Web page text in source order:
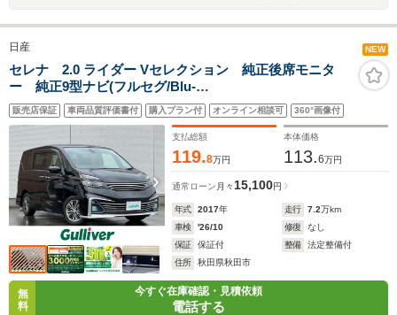
日産 NEW
セレナ 2.0 ライダー Vセレクション 純正後席モニタ
ー 純正9型ナビ(フルセグ/Blu-
ray/DVD/Bluetooth/AM/FM/USB/AUX)衝突軽減 両側ハ
ンズフリー電動ドア LEDライト オーテック純正AW
販売店保証 車両品質評価書付 購入プラン付 オンライン相談可 360°画像付
支払総額
119.8万円
本体価格
113.6万円
通常ローン 月々 15,100円
年式 2017年 走行 7.2万km
車検
'26/10 修復
なし
保証
保証付 整備
法定整備付
住所
秋田県秋田市
無
料
今すぐ在庫確認・見積依頼
電話する